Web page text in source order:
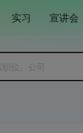
实习 宣讲会